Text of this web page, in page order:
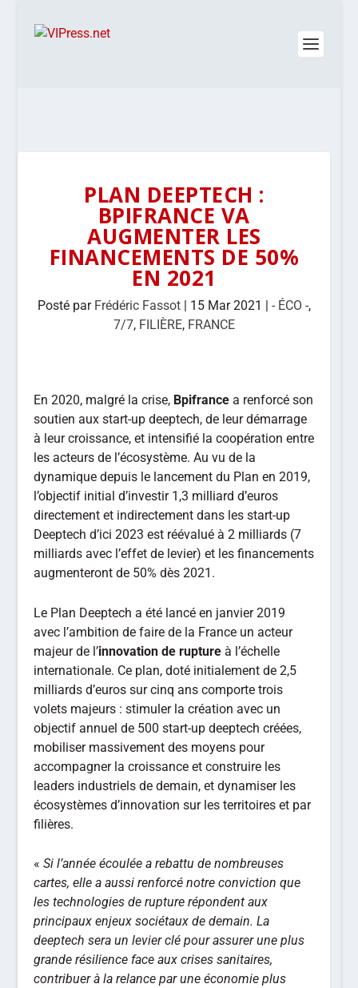
PLAN DEEPTECH :
BPIFRANCE VA
AUGMENTER LES
FINANCEMENTS DE 50%
EN 2021
Posté par Frédéric Fassot| 15 Mar 2021 | - ÉCO -,
7/7, FILIÈRE, FRANCE
En 2020, malgré la crise, Bpifrance a renforcé son
soutien aux start-up deeptech, de leur démarrage
à leur croissance, et intensifié la coopération entre
les acteurs de l’écosystème. Au vu de la
dynamique depuis le lancement du Plan en 2019,
l’objectif initial d’investir 1,3 milliard d’euros
directement et indirectement dans les start-up
Deeptech d’ici 2023 est réévalué à 2 milliards (7
milliards avec l’effet de levier) et les financements
augmenteront de 50% dès 2021.
Le Plan Deeptech a été lancé en janvier 2019
avec l’ambition de faire de la France un acteur
majeur de l’innovation de rupture à l’échelle
internationale. Ce plan, doté initialement de 2,5
milliards d’euros sur cinq ans comporte trois
volets majeurs : stimuler la création avec un
objectif annuel de 500 start-up deeptech créées,
mobiliser massivement des moyens pour
accompagner la croissance et construire les
leaders industriels de demain, et dynamiser les
écosystèmes d’innovation sur les territoires et par
filières.
«Si l’année écoulée a rebattu de nombreuses
cartes, elle a aussi renforcé notre conviction que
les technologies de rupture répondent aux
principaux enjeux sociétaux de demain. La
deeptech sera un levier clé pour assurer une plus
grande résilience face aux crises sanitaires,
contribuer à la relance par une économie plus